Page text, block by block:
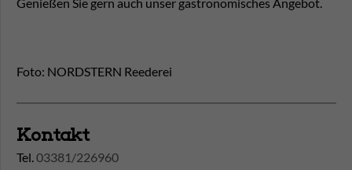
Foto: NORDSTERN Reederei
Kontakt
Tel.03381/226960